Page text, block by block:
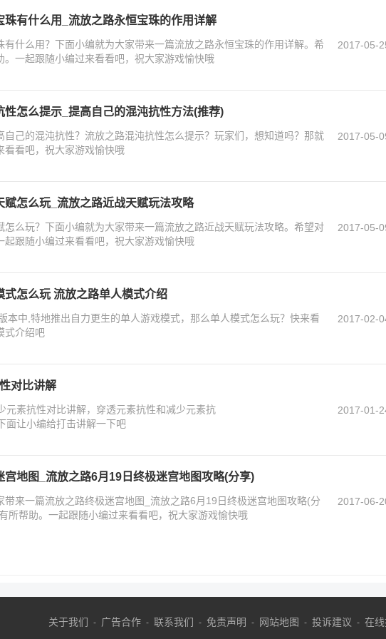
珠有什么用_流放之路永恒宝珠的作用详解
有什么用？下面小编就为大家带来一篇流放之路永恒宝珠的作用详解。希
。一起跟随小编过来看看吧，祝大家游戏愉快哦
2017-05-
性怎么提示_提高自己的混沌抗性方法(推荐)
自己的混沌抗性？流放之路混沌抗性怎么提示？玩家们，想知道吗？那就
看看吧，祝大家游戏愉快哦
2017-05-
赋怎么玩_流放之路近战天赋玩法攻略
怎么玩？下面小编就为大家带来一篇流放之路近战天赋玩法攻略。希望对
起跟随小编过来看看吧，祝大家游戏愉快哦
2017-05-
式怎么玩 流放之路单人模式介绍
本中,特地推出自力更生的单人游戏模式，那么单人模式怎么玩？快来看
式介绍吧
2017-02-
对比讲解
元素抗性对比讲解，穿透元素抗性和减少元素抗
面让小编给打击讲解一下吧
2017-01-
宫地图_流放之路6月19日终极迷宫地图攻略(分享)
带来一篇流放之路终极迷宫地图_流放之路6月19日终极迷宫地图攻略(分
所帮助。一起跟随小编过来看看吧，祝大家游戏愉快哦
2017-06-
关于我们 - 广告合作 - 联系我们 - 免责声明 - 网站地图 - 投诉建议 - 在